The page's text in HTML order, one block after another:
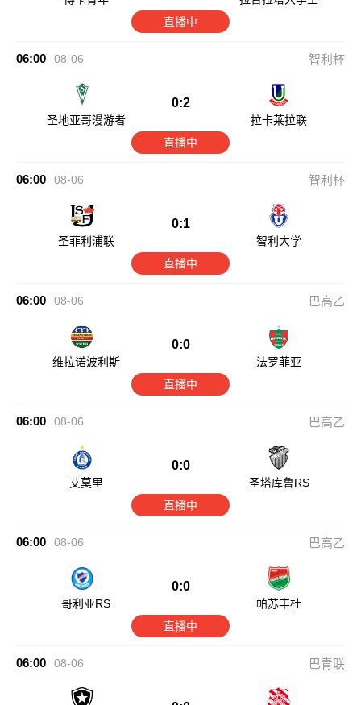
直播中
06:00 08-06 智利杯
圣地亚哥漫游者
0:2
拉卡莱拉联
直播中
06:00 08-06 智利杯
圣菲利浦联
0:1
智利大学
直播中
06:00 08-06 巴高乙
维拉诺波利斯
0:0
法罗菲亚
直播中
06:00 08-06 巴高乙
艾莫里
0:0
圣塔库鲁RS
直播中
06:00 08-06 巴高乙
哥利亚RS
0:0
帕苏丰杜
直播中
06:00 08-06 巴青联